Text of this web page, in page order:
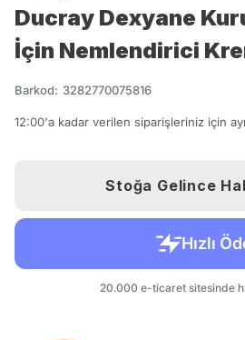
Ducray Dexyane
İçin Nemlendirici
Barkod: 3282770075816
12:00'a kadar verilen siparişleriniz için
Stoğa Gelince